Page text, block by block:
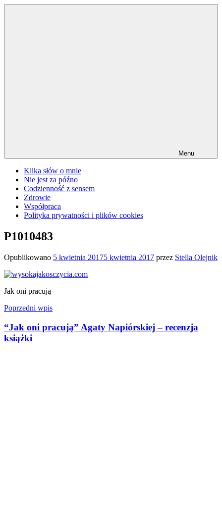
Przejdź
Menu
Kilka słów o mnie
Nie jest za późno
Codzienność z sensem
Zdrowie
Współpraca
Polityka prywatności i plików cookies
P1010483
Opublikowano 5 kwietnia 20175 kwietnia 2017 przez Stella Olejnik
Jak oni pracują
Nawigacja
wpisu
Poprzedni wpis
“Jak oni pracują” Agaty Napiórskiej – recenzja
książki